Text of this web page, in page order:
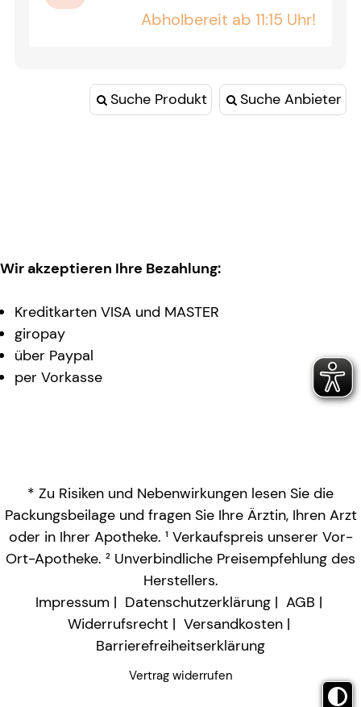
Abholbereit ab 11:15 Uhr!
Suche Produkt Suche Anbieter
Wir akzeptieren Ihre Bezahlung:
Kreditkarten VISA und MASTER
giropay
über Paypal
per Vorkasse
* Zu Risiken und Nebenwirkungen lesen Sie die
Packungsbeilage und fragen Sie Ihre Ärztin, Ihren Arzt
oder in Ihrer Apotheke. ¹ Verkaufspreis unserer Vor-
Ort-Apotheke. ² Unverbindliche Preisempfehlung des
Herstellers.
Impressum
Datenschutzerklärung
AGB
Widerrufsrecht
Versandkosten
Barrierefreiheitserklärung
Vertrag widerrufen